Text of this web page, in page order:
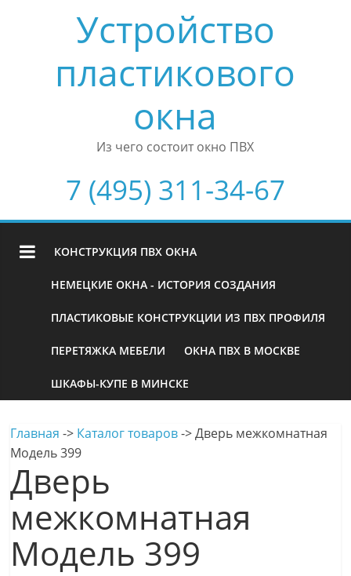
Устройство
пластикового
окна
Из чего состоит окно ПВХ
7 (495) 311-34-67
КОНСТРУКЦИЯ ПВХ ОКНА
НЕМЕЦКИЕ ОКНА - ИСТОРИЯ СОЗДАНИЯ
ПЛАСТИКОВЫЕ КОНСТРУКЦИИ ИЗ ПВХ ПРОФИЛЯ
ПЕРЕТЯЖКА МЕБЕЛИ ОКНА ПВХ В МОСКВЕ
ШКАФЫ-КУПЕ В МИНСКЕ
Главная -> Каталог товаров->Дверь межкомнатная
Модель 399
Дверь
межкомнатная
Модель 399